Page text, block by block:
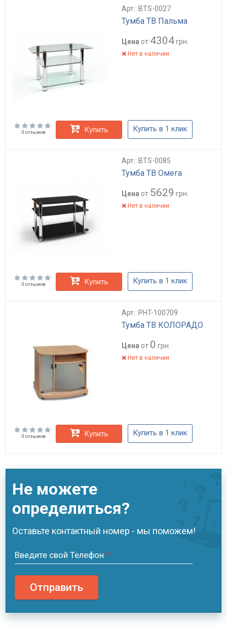
Арт.: BTS-0027
Тумба ТВ Пальма
Цена от 4304грн.
Нет в наличии
0 отзывов Купить Купить в 1 клик
Арт.: BTS-0085
Тумба ТВ Омега
Цена от 5629 грн.
Нет в наличии
0 отзывов Купить Купить в 1 клик
Арт.: PHT-100709
Тумба ТВ КОЛОРАДО
Цена от 0 грн.
Нет в наличии
0 отзывов Купить Купить в 1 клик
Не можете
определиться?
Оставьте контактный номер - мы поможем!
Введите свой Телефон *
Отправить